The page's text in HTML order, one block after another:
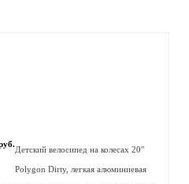
Детский велосипед на колесах 20″
Polygon Dirty, легкая алюминиевая